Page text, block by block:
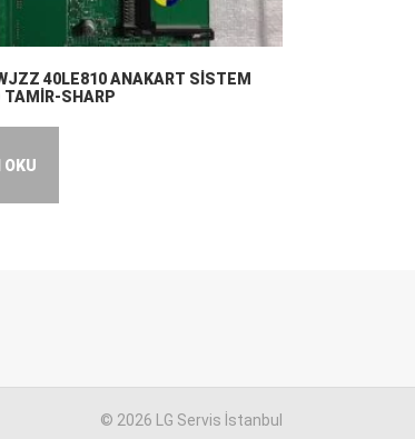
40LE810 ANAKART SİSTEM
TAMİR-SHARP
OKU
© 2026 LG Servis İstanbul